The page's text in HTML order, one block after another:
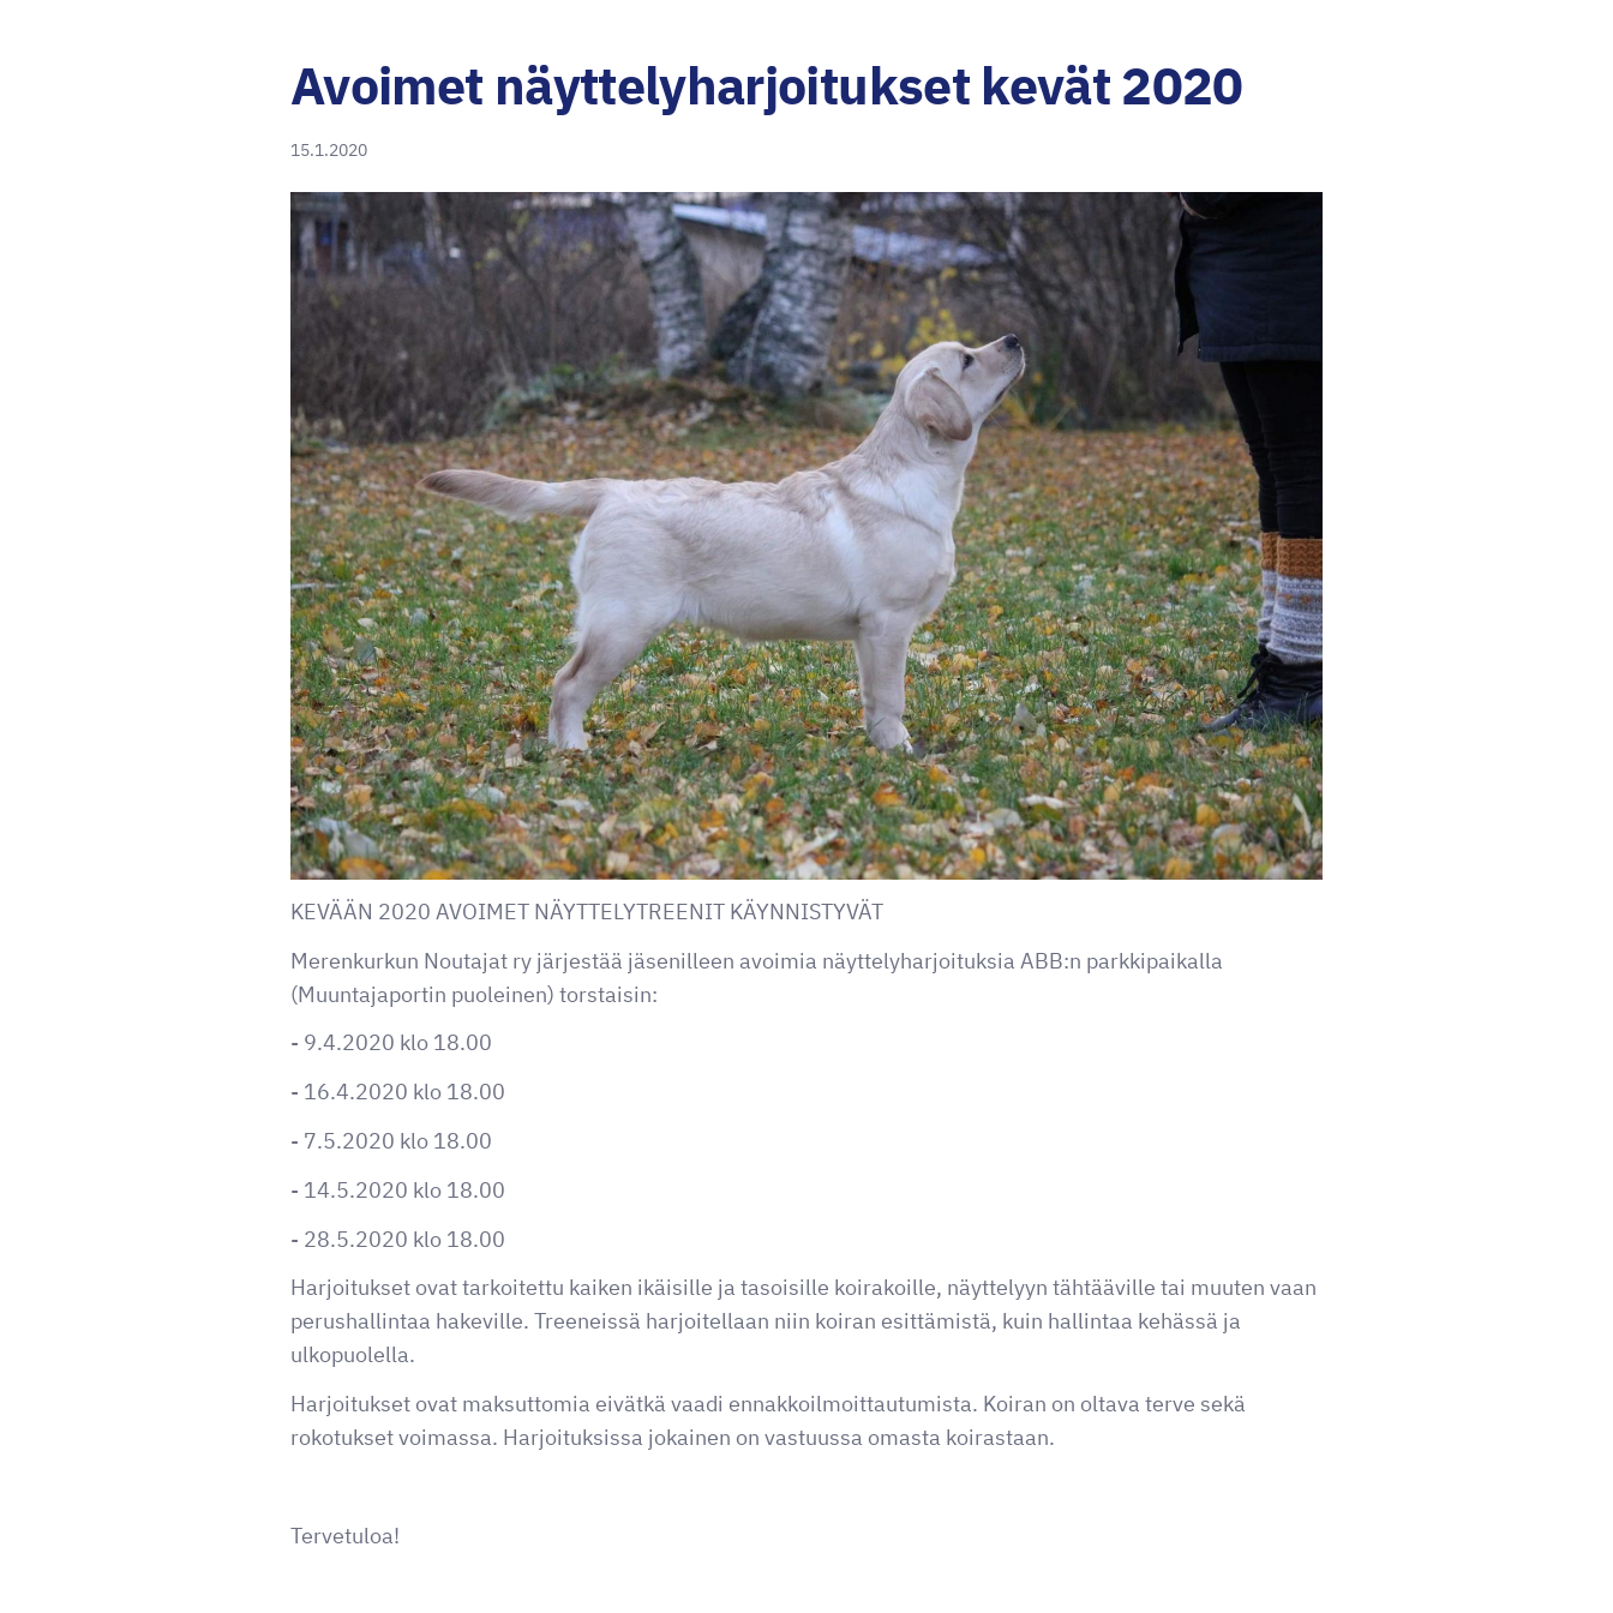
Avoimet näyttelyharjoitukset kevät 2020
15.1.2020
KEVÄÄN 2020 AVOIMET NÄYTTELYTREENIT KÄYNNISTYVÄT
Merenkurkun Noutajat ry järjestää jäsenilleen avoimia näyttelyharjoituksia ABB:n parkkipaikalla
(Muuntajaportin puoleinen) torstaisin:
- 9.4.2020 klo 18.00
- 16.4.2020 klo 18.00
- 7.5.2020 klo 18.00
- 14.5.2020 klo 18.00
- 28.5.2020 klo 18.00
Harjoitukset ovat tarkoitettu kaiken ikäisille ja tasoisille koirakoille, näyttelyyn tähtääville tai muuten vaan
perushallintaa hakeville. Treeneissä harjoitellaan niin koiran esittämistä, kuin hallintaa kehässä ja
ulkopuolella.
Harjoitukset ovat maksuttomia eivätkä vaadi ennakkoilmoittautumista. Koiran on oltava terve sekä
rokotukset voimassa. Harjoituksissa jokainen on vastuussa omasta koirastaan.
Tervetuloa!